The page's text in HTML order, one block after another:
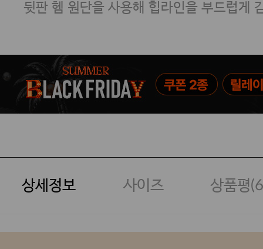
뒷판 헴 원단을 사용해 힙라인을 부드럽게
상세정보 사이즈 상품평(6